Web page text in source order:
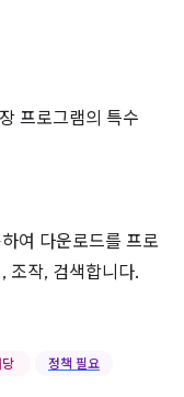
프로그램의 특수
여 다운로드를 프로
조작, 검색합니다.
정책 필요